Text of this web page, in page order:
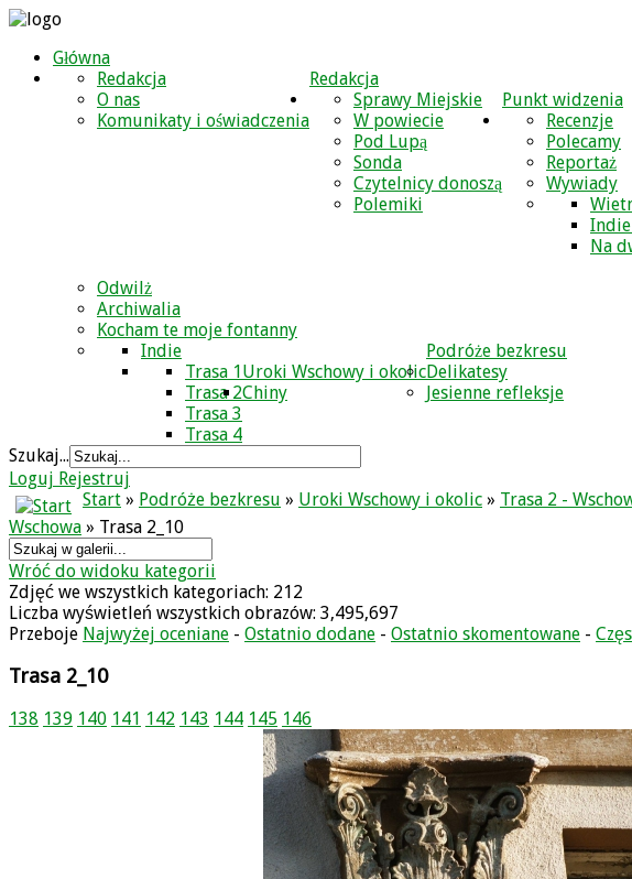
Główna
Redakcja
Redakcja
O nas
Komunikaty i oświadczenia
Punkt widzenia
Sprawy Miejskie
W powiecie
Pod Lupą
Sonda
Czytelnicy donoszą
Polemiki
Recenzje
Polecamy
Reportaż
Wywiady
Na
Odwilż
Archiwalia
Kocham te moje fontanny
Podróże bezkresu
Indie
Uroki Wschowy i okolic
Trasa 1
Trasa 2
Trasa 3
Trasa 4
Chiny
Delikatesy
Jesienne refleksje
Szukaj...
Loguj Rejestruj
Start » Podróże bezkresu » Uroki Wschowy i okolic » Trasa 2 -
Wschowa » Trasa 2_10
Wróć do widoku kategorii
Zdjęć we wszystkich kategoriach: 212
Liczba wyświetleń wszystkich obrazów: 3,495,697
Przeboje Najwyżej oceniane - Ostatnio dodane - Ostatnio skomentowane -
Trasa 2_10
138 139 140 141 142 143 144 145 146